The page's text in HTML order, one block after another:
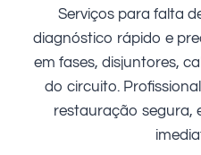
Serviços para falta
diagnóstico rápido e
em fases, disjuntores,
do circuito.
restauração segura,